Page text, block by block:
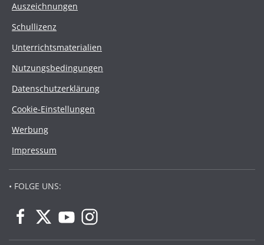
Auszeichnungen
Schullizenz
Unterrichtsmaterialien
Nutzungsbedingungen
Datenschutzerklärung
Cookie-Einstellungen
Werbung
Impressum
• FOLGE UNS: